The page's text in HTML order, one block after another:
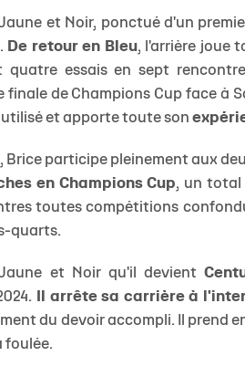
et Noir, ponctué d'un
De retour en Bleu, l'arrière joue
essais en sept
de Champions Cup face à
utilisé et apporte toute son
, Brice participe pleinement aux
en Champions Cup, un total
toutes compétitions
quarts.
et Noir qu'il devient
Il arrête sa carrière à
du devoir accompli. Il prend
foulée.